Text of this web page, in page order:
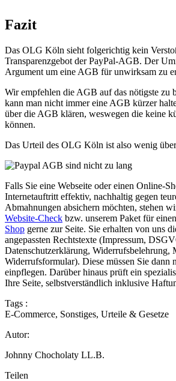
Fazit
Das OLG Köln sieht folgerichtig kein
Transparenzgebot der PayPal-AGB. Der
Argument um eine AGB für unwirksam zu
Wir empfehlen die AGB auf das nötigste zu
kann man nicht immer eine AGB kürzer
über die AGB klären, weswegen die keine
können.
Das Urteil des OLG Köln ist also wenig
Falls Sie eine Webseite oder einen Online-
Internetauftritt effektiv, nachhaltig gegen
Abmahnungen absichern möchten, stehen
Website-Check bzw. unserem Paket für einen
Shop gerne zur Seite. Sie erhalten von uns
angepassten Rechtstexte (Impressum,
Datenschutzerklärung, Widerrufsbelehrung,
Widerrufsformular). Diese müssen Sie dann
einpflegen. Darüber hinaus prüft ein
Ihre Seite, selbstverständlich inklusive
Tags :
E-Commerce, Sonstiges, Urteile & Gesetze
Autor:
Johnny Chocholaty LL.B.
Teilen